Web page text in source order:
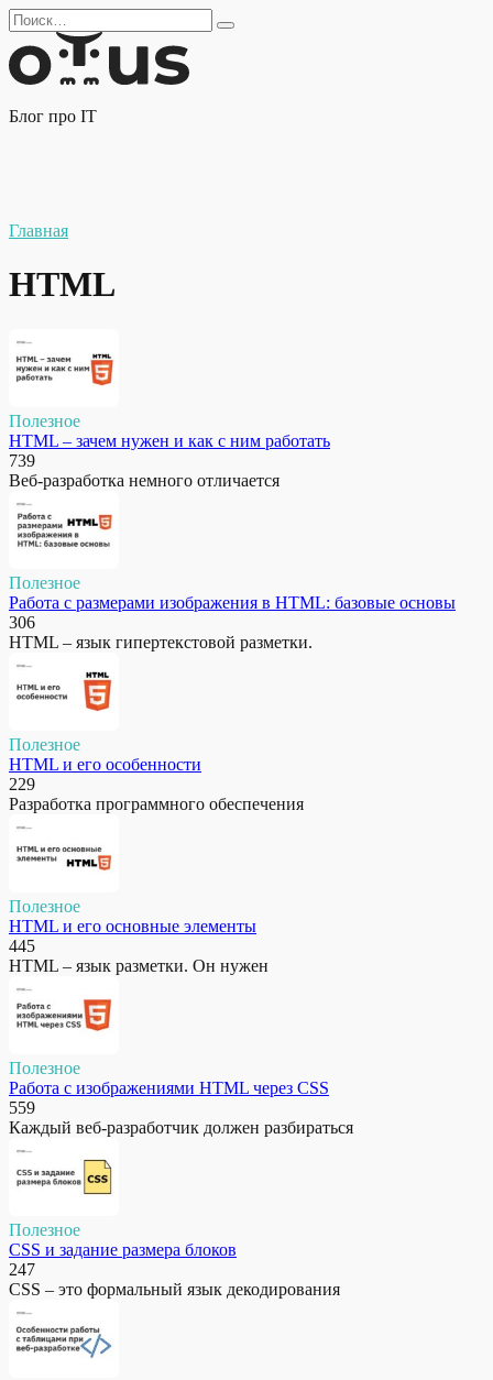
Перейти
к
содержанию
Search
for:
Блог про IT
Главная
HTML
Полезное
HTML – зачем нужен и как с ним работать
739
Веб-разработка немного отличается
Полезное
Работа с размерами изображения в HTML: базовые основы
306
HTML – язык гипертекстовой разметки.
Полезное
HTML и его особенности
229
Разработка программного обеспечения
Полезное
HTML и его основные элементы
445
HTML – язык разметки. Он нужен
Полезное
Работа с изображениями HTML через CSS
559
Каждый веб-разработчик должен разбираться
Полезное
CSS и задание размера блоков
247
CSS – это формальный язык декодирования